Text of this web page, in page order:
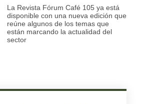
La Revista Fórum Café 105 ya está
disponible con una nueva edición que
reúne algunos de los temas que
están marcando la actualidad del
sector